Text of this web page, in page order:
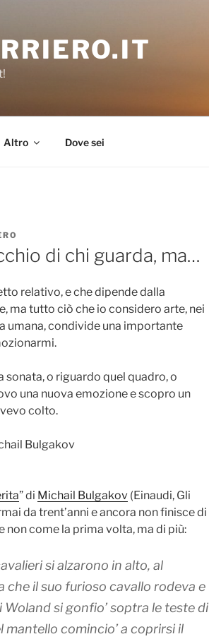
Altro Dove sei
di chi guarda, ma…
relativo, e che dipende dalla
ma tutto ciò che io considero arte, nei
umana, condivide una importante
sonata, o riguardo quel quadro, o
una nuova emozione e scopro un
colto.
” di Michail Bulgakov (Einaudi, Gli
da trent’anni e ancora non finisce di
come la prima volta, ma di più:
si alzarono in alto, al
il suo furioso cavallo rodeva e
si gonfio’ soptra le teste di
comincio’ a coprirsi il